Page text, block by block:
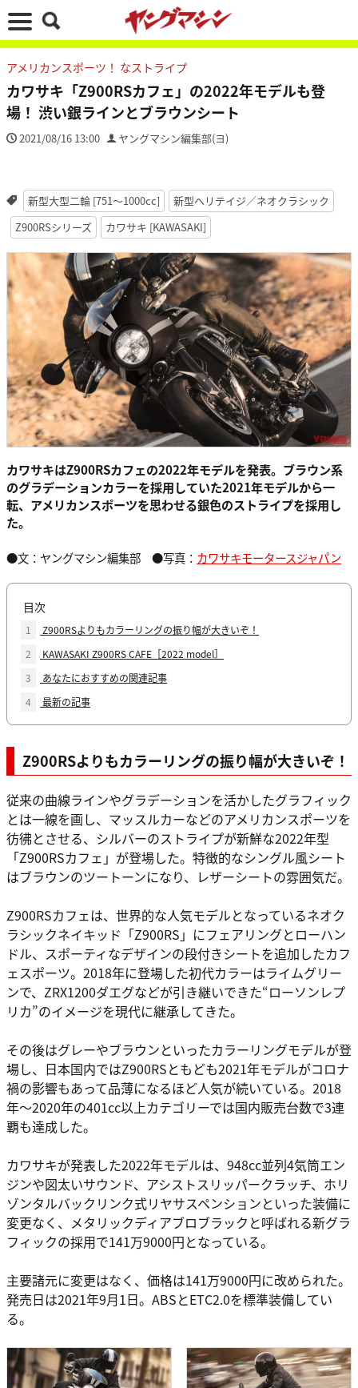
アメリカンスポーツ！ なストライプ
カワサキ「Z900RSカフェ」の2022年モデルも登
場！ 渋い銀ラインとブラウンシート
2021/08/16 13:00 ヤングマシン編集部(ヨ)
新型大型二輪 [751〜1000cc]
新型ヘリテイジ／ネオクラシック
Z900RSシリーズ
カワサキ [KAWASAKI]
カワサキはZ900RSカフェの2022年モデルを発表。ブラウン系
のグラデーションカラーを採用していた2021年モデルから一
転、アメリカンスポーツを思わせる銀色のストライプを採用し
た。
●文：ヤングマシン編集部 ●写真： カワサキモータースジャパン
目次
1
Z900RSよりもカラーリングの振り幅が大きいぞ！
2
KAWASAKI Z900RS CAFE［2022 model］
3
あなたにおすすめの関連記事
4
最新の記事
Z900RSよりもカラーリングの振り幅が大きいぞ！
従来の曲線ラインやグラデーションを活かしたグラフィック
とは一線を画し、マッスルカーなどのアメリカンスポーツを
彷彿とさせる、シルバーのストライプが新鮮な2022年型
「Z900RSカフェ」が登場した。特徴的なシングル風シート
はブラウンのツートーンになり、レザーシートの雰囲気だ。
Z900RSカフェは、世界的な人気モデルとなっているネオク
ラシックネイキッド「Z900RS」にフェアリングとローハン
ドル、スポーティなデザインの段付きシートを追加したカフ
ェスポーツ。2018年に登場した初代カラーはライムグリー
ンで、ZRX1200ダエグなどが引き継いできた“ローソンレプ
リカ”のイメージを現代に継承してきた。
その後はグレーやブラウンといったカラーリングモデルが登
場し、日本国内ではZ900RSともども2021年モデルがコロナ
禍の影響もあって品薄になるほど人気が続いている。2018
年～2020年の401cc以上カテゴリーでは国内販売台数で3連
覇も達成した。
カワサキが発表した2022年モデルは、948cc並列4気筒エン
ジンや図太いサウンド、アシストスリッパークラッチ、ホリ
ゾンタルバックリンク式リヤサスペンションといった装備に
変更なく、メタリックディアブロブラックと呼ばれる新グラ
フィックの採用で141万9000円となっている。
主要諸元に変更はなく、価格は141万9000円に改められた。
発売日は2021年9月1日。ABSとETC2.0を標準装備してい
る。